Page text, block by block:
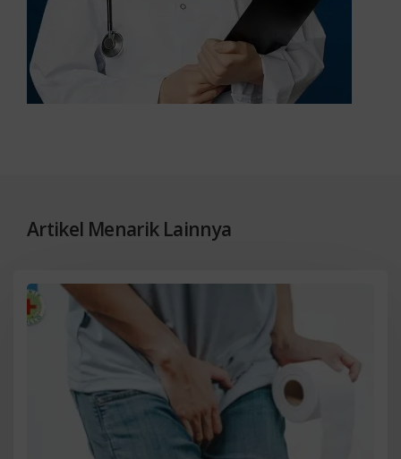
Artikel Menarik Lainnya